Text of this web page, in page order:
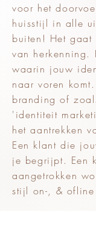
voor het
huisstijl in alle
buiten! Het gaat
van herkenning.
waarin jouw
naar voren
branding of
'identiteit
het aantrekken
Een klant die
je begrijpt. Een
aangetrokken
stijl on-, & ofline